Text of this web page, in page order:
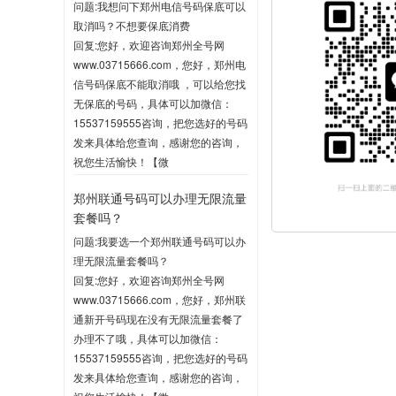
问题:我想问下郑州电信号码保底可以
取消吗？不想要保底消费
回复:您好，欢迎咨询郑州全号网
www.03715666.com，您好，郑州电
信号码保底不能取消哦 ，可以给您找
无保底的号码，具体可以加微信：
15537159555咨询，把您选好的号码
发来具体给您查询，感谢您的咨询，
祝您生活愉快！【微
2020-06-03 10:04
郑州联通号码可以办理无限流量
套餐吗？
问题:我要选一个郑州联通号码可以办
理无限流量套餐吗？
回复:您好，欢迎咨询郑州全号网
www.03715666.com，您好，郑州联
通新开号码现在没有无限流量套餐了
办理不了哦，具体可以加微信：
15537159555咨询，把您选好的号码
发来具体给您查询，感谢您的咨询，